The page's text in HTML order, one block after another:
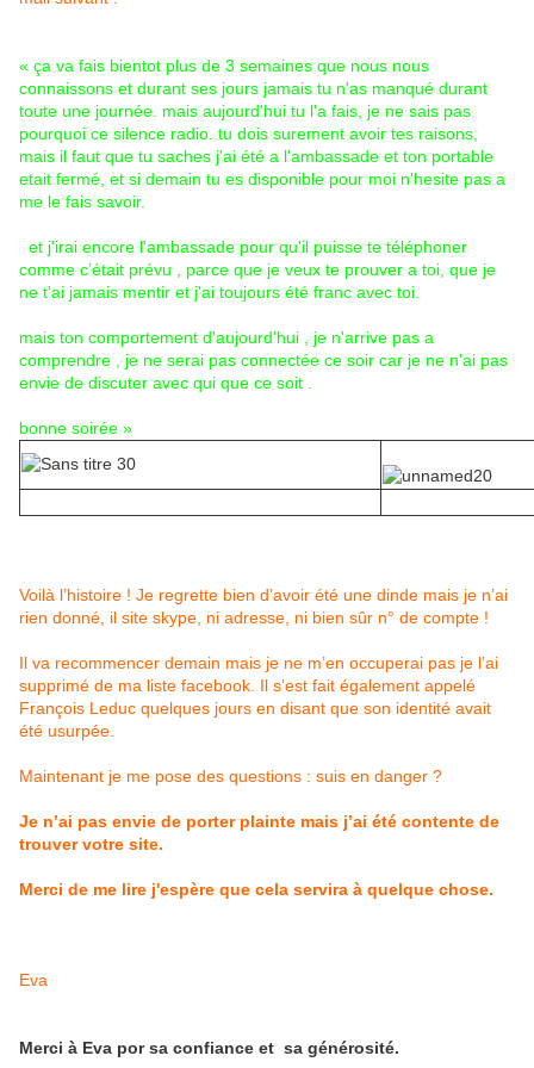
« ça va fais bientot plus de 3 semaines que nous nous
connaissons et durant ses jours jamais tu n'as manqué durant
toute une journée. mais aujourd'hui tu l'a fais, je ne sais pas
pourquoi ce silence radio. tu dois surement avoir tes raisons,
mais il faut que tu saches j'ai été a l'ambassade et ton portable
etait fermé, et si demain tu es disponible pour moi n'hesite pas a
me le fais savoir.
et j'irai encore l'ambassade pour qu'il puisse te téléphoner
comme c’était prévu , parce que je veux te prouver a toi, que je
ne t'ai jamais mentir et j'ai toujours été franc avec toi.
mais ton comportement d'aujourd'hui , je n'arrive pas a
comprendre , je ne serai pas connectée ce soir car je ne n'ai pas
envie de discuter avec qui que ce soit .
bonne soirée »
Voilà l’histoire ! Je regrette bien d’avoir été une dinde mais je n’ai
rien donné, il site skype, ni adresse, ni bien sûr n° de compte !
Il va recommencer demain mais je ne m’en occuperai pas je l’ai
supprimé de ma liste facebook. Il s’est fait également appelé
François Leduc quelques jours en disant que son identité avait
été usurpée.
Maintenant je me pose des questions : suis en danger ?
Je n’ai pas envie de porter plainte mais j’ai été contente de
trouver votre site.
Merci de me lire j'espère que cela servira à quelque chose.
Eva
Merci à Eva por sa confiance et sa générosité.